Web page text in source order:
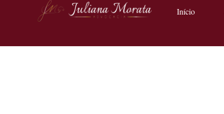
Início